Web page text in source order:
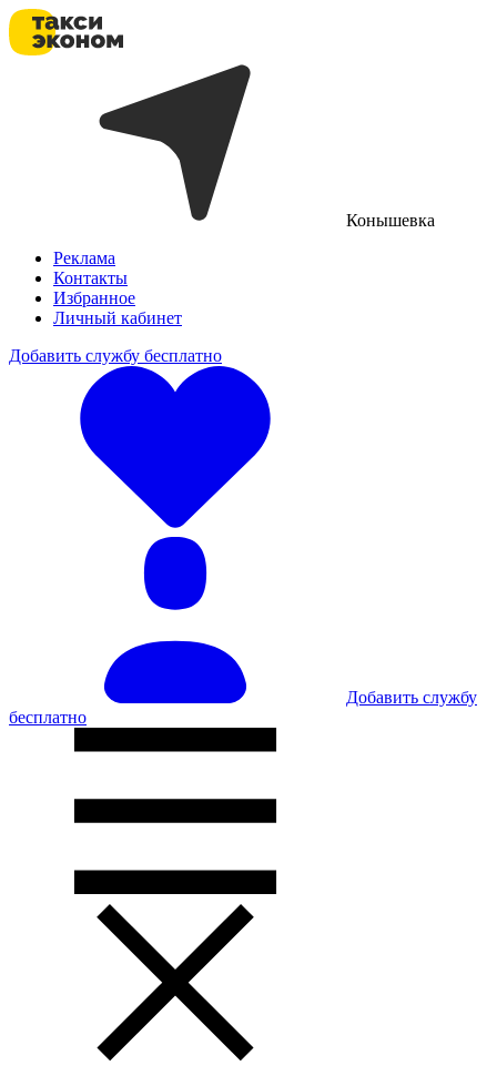
Конышевка
Реклама
Контакты
Избранное
Личный кабинет
Добавить службу бесплатно
Добавить службу
бесплатно